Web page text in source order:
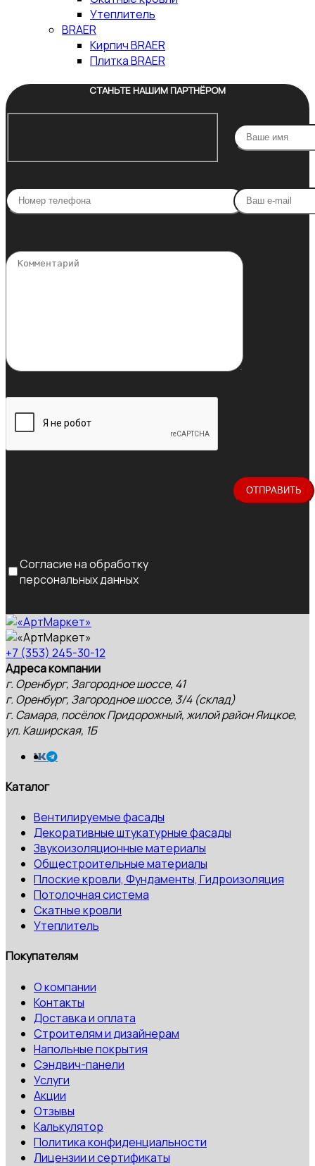
Утеплитель
BRAER
Кирпич BRAER
Плитка BRAER
СТАНЬТЕ НАШИМ ПАРТНЁРОМ
Согласие на обработку
персональных данных
+7 (353) 245-30-12
Адреса компании
г. Оренбург, Загородное шоссе, 41
г. Оренбург, Загородное шоссе, 3/4 (склад)
г. Самара, посёлок Придорожный, жилой район Яицкое,
ул. Каширская, 1Б
Каталог
Вентилируемые фасады
Декоративные штукатурные фасады
Звукоизоляционные материалы
Общестроительные материалы
Плоские кровли, Фундаменты, Гидроизоляция
Потолочная система
Скатные кровли
Утеплитель
Покупателям
О компании
Контакты
Доставка и оплата
Строителям и дизайнерам
Напольные покрытия
Сэндвич-панели
Услуги
Акции
Отзывы
Калькулятор
Политика конфиденциальности
Лицензии и сертификаты